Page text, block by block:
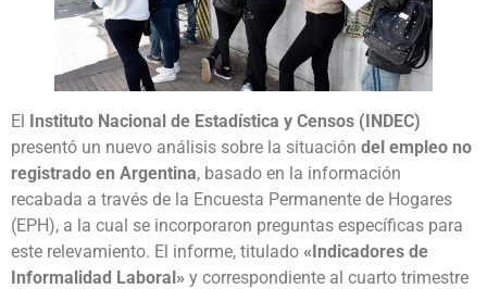
El Instituto Nacional de Estadística y Censos (INDEC)
presentó un nuevo análisis sobre la situación del empleo no
registrado en Argentina, basado en la información
recabada a través de la Encuesta Permanente de Hogares
(EPH), a la cual se incorporaron preguntas específicas para
este relevamiento. El informe, titulado «Indicadores de
Informalidad Laboral» y correspondiente al cuarto trimestre